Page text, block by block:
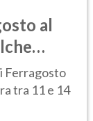
al
Ferragosto
tra 11 e 14